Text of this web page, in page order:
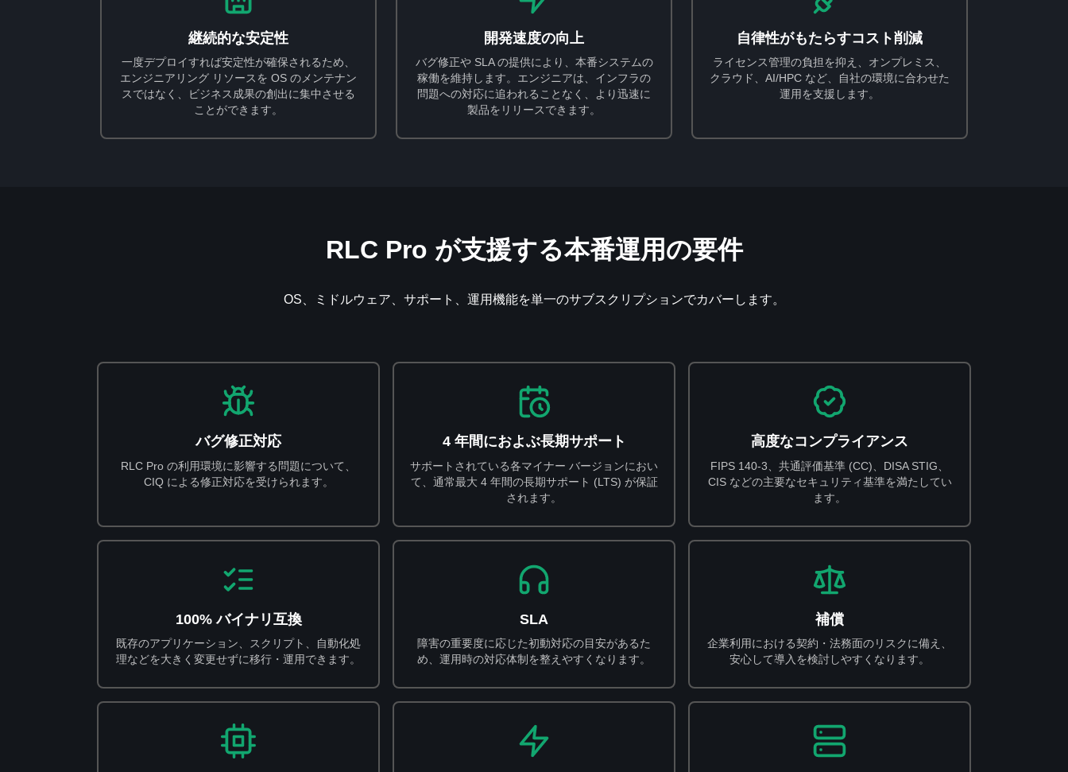
継続的な安定性
一度デプロイすれば安定性が確保されるため、
エンジニアリング リソースを OS のメンテナン
スではなく、ビジネス成果の創出に集中させる
ことができます。
開発速度の向上
バグ修正や SLA の提供により、本番システムの
稼働を維持します。エンジニアは、インフラの
問題への対応に追われることなく、より迅速に
製品をリリースできます。
自律性がもたらすコスト削減
ライセンス管理の負担を抑え、オンプレミス、
クラウド、AI/HPC など、自社の環境に合わせた
運用を支援します。
RLC Pro が支援する本番運用の要件
OS、ミドルウェア、サポート、運用機能を単一のサブスクリプションでカバーします。
バグ修正対応
RLC Pro の利用環境に影響する問題について、
CIQ による修正対応を受けられます。
4 年間におよぶ長期サポート
サポートされている各マイナー バージョンにおい
て、通常最大 4 年間の長期サポート (LTS) が保証
されます。
高度なコンプライアンス
FIPS 140-3、共通評価基準 (CC)、DISA STIG、
CIS などの主要なセキュリティ基準を満たしてい
ます。
100% バイナリ互換
既存のアプリケーション、スクリプト、自動化処
理などを大きく変更せずに移行・運用できます。
SLA
障害の重要度に応じた初動対応の目安があるた
め、運用時の対応体制を整えやすくなります。
補償
企業利用における契約・法務面のリスクに備え、
安心して導入を検討しやすくなります。